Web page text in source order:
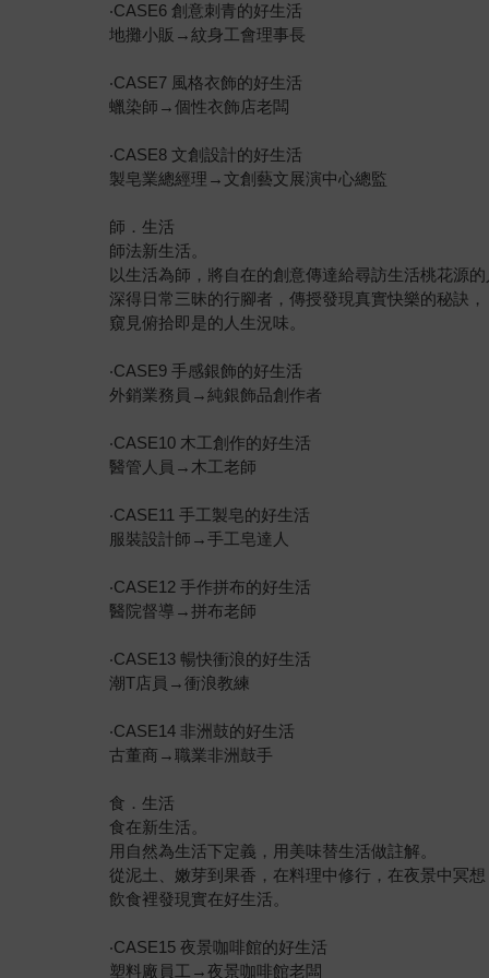
‧CASE6 創意刺青的好生活
地攤小販→紋身工會理事長
‧CASE7 風格衣飾的好生活
蠟染師→個性衣飾店老闆
‧CASE8 文創設計的好生活
製皂業總經理→文創藝文展演中心總監
師．生活
師法新生活。
以生活為師，將自在的創意傳達給尋訪生活桃花源
深得日常三昧的行腳者，傳授發現真實快樂的秘訣，
窺見俯拾即是的人生況味。
‧CASE9 手感銀飾的好生活
外銷業務員→純銀飾品創作者
‧CASE10 木工創作的好生活
醫管人員→木工老師
‧CASE11 手工製皂的好生活
服裝設計師→手工皂達人
‧CASE12 手作拼布的好生活
醫院督導→拼布老師
‧CASE13 暢快衝浪的好生活
潮T店員→衝浪教練
‧CASE14 非洲鼓的好生活
古董商→職業非洲鼓手
食．生活
食在新生活。
用自然為生活下定義，用美味替生活做註解。
從泥土、嫩芽到果香，在料理中修行，在夜景中冥想
飲食裡發現實在好生活。
‧CASE15 夜景咖啡館的好生活
塑料廠員工→夜景咖啡館老闆